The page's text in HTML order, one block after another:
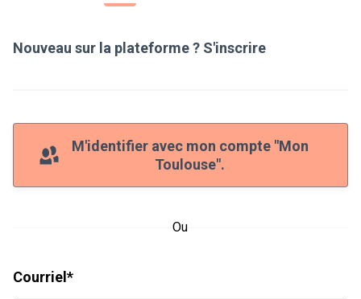
Nouveau sur la plateforme ? S'inscrire
M'identifier avec mon compte "Mon
Toulouse".
Ou
Courriel *Champ obligatoire